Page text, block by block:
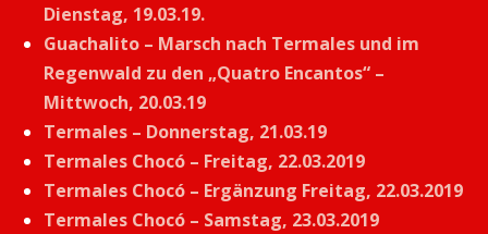
Dienstag, 19.03.19.
Guachalito – Marsch nach Termales und im
Regenwald zu den „Quatro Encantos“ –
Mittwoch, 20.03.19
Termales – Donnerstag, 21.03.19
Termales Chocó – Freitag, 22.03.2019
Termales Chocó – Ergänzung Freitag, 22.03.2019
Termales Chocó – Samstag, 23.03.2019